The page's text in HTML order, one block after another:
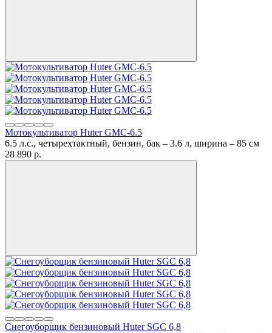
Мотокультиватор Huter GMC-6.5
6.5 л.с., четырехтактный, бензин, бак – 3.6 л, ширина – 85 см
28 890 p.
Снегоуборщик бензиновый Huter SGC 6,8